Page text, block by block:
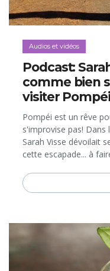
Audios et vidéos
Podcast:
comme bien
visiter
Pompéi est un rêve
s'improvise pas! Dans
Sarah Visse dévoilait
cette escapade... à